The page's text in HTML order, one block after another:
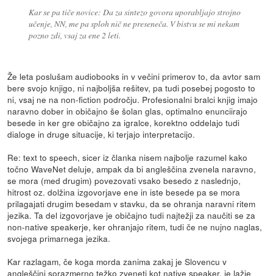
Kar se pa tiče novice: Da za sintezo govora uporabljajo strojno
učenje, NN, me pa sploh nič ne preseneča. V bistvu se mi nekam
pozno zdi, vsaj za ene 2 leti.
Že leta poslušam audiobooks in v večini primerov to, da avtor sam
bere svojo knjigo, ni najboljša rešitev, pa tudi posebej pogosto to
ni, vsaj ne na non-fiction področju. Profesionalni bralci knjig imajo
naravno dober in običajno še šolan glas, optimalno enunciirajo
besede in ker gre običajno za igralce, korektno oddelajo tudi
dialoge in druge situacije, ki terjajo interpretacijo.
Re: text to speech, sicer iz članka nisem najbolje razumel kako
točno WaveNet deluje, ampak da bi angleščina zvenela naravno,
se mora (med drugim) povezovati vsako besedo z naslednjo,
hitrost oz. dolžina izgovorjave ene in iste besede pa se mora
prilagajati drugim besedam v stavku, da se ohranja naravni ritem
jezika. Ta del izgovorjave je običajno tudi najtežji za naučiti se za
non-native speakerje, ker ohranjajo ritem, tudi če ne nujno naglas,
svojega primarnega jezika.
Kar razlagam, če koga morda zanima zakaj je Slovencu v
angleščini sorazmerno težko zveneti kot native speaker, je lažje